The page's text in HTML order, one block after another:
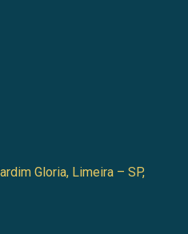
Gloria, Limeira – SP,